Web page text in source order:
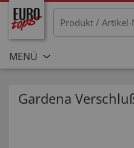
MENÜ
Gardena